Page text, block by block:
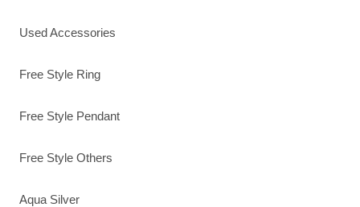
Used Accessories
Free Style Ring
Free Style Pendant
Free Style Others
Aqua Silver